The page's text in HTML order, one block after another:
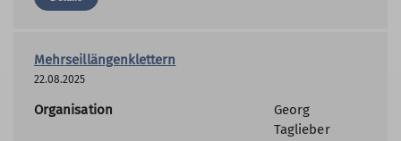
Mehrseillängenklettern
22.08.2025
Organisation
Georg
Taglieber